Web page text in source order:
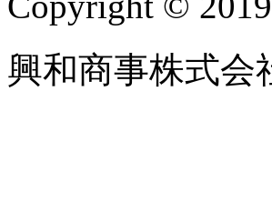
興和商事株式会